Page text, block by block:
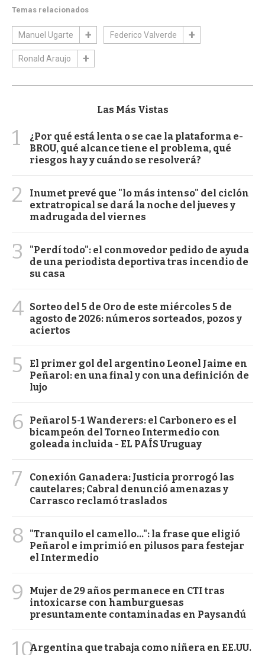
Temas relacionados
Manuel Ugarte Federico Valverde
Ronald Araujo
Las Más Vistas
1
¿Por qué está lenta o se cae la plataforma e-
BROU, qué alcance tiene el problema, qué
riesgos hay y cuándo se resolverá?
2
Inumet prevé que "lo más intenso" del ciclón
extratropical se dará la noche del jueves y
madrugada del viernes
3
"Perdí todo": el conmovedor pedido de ayuda
de una periodista deportiva tras incendio de
su casa
4 Sorteo del 5 de Oro de este miércoles 5 de
agosto de 2026: números sorteados, pozos y
aciertos
5
El primer gol del argentino Leonel Jaime en
Peñarol: en una final y con una definición de
lujo
6
Peñarol 5-1 Wanderers: el Carbonero es el
bicampeón del Torneo Intermedio con
goleada incluida - EL PAÍS Uruguay
7
Conexión Ganadera: Justicia prorrogó las
cautelares; Cabral denunció amenazas y
Carrasco reclamó traslados
8
"Tranquilo el camello...": la frase que eligió
Peñarol e imprimió en pilusos para festejar
el Intermedio
9
Mujer de 29 años permanece en CTI tras
intoxicarse con hamburguesas
presuntamente contaminadas en Paysandú
10Argentina que trabaja como niñera en EE.UU.